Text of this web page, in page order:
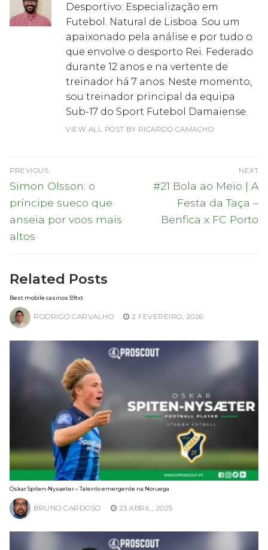
Desportivo: Especialização em
Futebol. Natural de Lisboa. Sou um
apaixonado pela análise e por tudo o
que envolve o desporto Rei. Federado
durante 12 anos e na vertente de
treinador há 7 anos. Neste momento,
sou treinador principal da equipa
Sub-17 do Sport Futebol Damaiense.
VIEW ALL POST BY RICARDO CAMACHO
Navegação
de
artigos
PREVIOUS
Previous
post:
Simon Olsson: o
príncipe sueco que
anseia por voos mais
altos
NEXT
Next
#21 Bola ao Meio | A
Festa da Taça –
Benfica x FC Porto
Related Posts
Best mobile casinos 59txt
RODRIGO CARVALHO 2 FEVEREIRO, 2026
Oskar Spiten-Nysaeter – Talento emergente na Noruega
BRUNO CARDOSO 23 ABRIL, 2025